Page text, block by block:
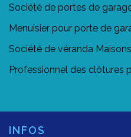
Société de portes de
Menuisier pour porte de
Société de véranda
Professionnel des clôtures
INFOS